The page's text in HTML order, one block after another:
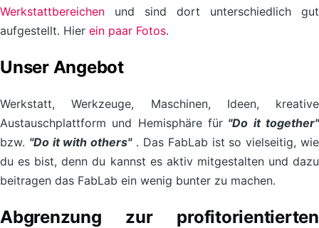
Werkstattbereichen und sind dort unterschiedlich gut
aufgestellt. Hier ein paar Fotos.
Unser Angebot
Werkstatt, Werkzeuge, Maschinen, Ideen, kreative
Austauschplattform und Hemisphäre für "Do it together"
bzw. "Do it with others". Das FabLab ist so vielseitig, wie
du es bist, denn du kannst es aktiv mitgestalten und dazu
beitragen das FabLab ein wenig bunter zu machen.
Abgrenzung zur profitorientierten